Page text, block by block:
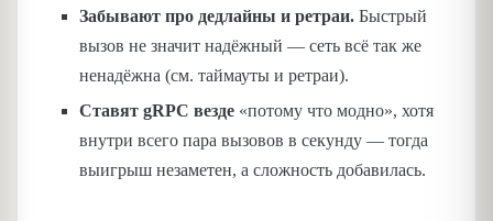
Забывают про дедлайны и ретраи. Быстрый
вызов не значит надёжный — сеть всё так же
ненадёжна (см. таймауты и ретраи).
Ставят gRPC везде «потому что модно», хотя
внутри всего пара вызовов в секунду — тогда
выигрыш незаметен, а сложность добавилась.